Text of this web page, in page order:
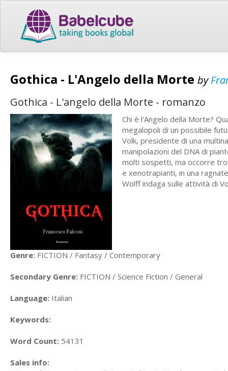
Gothica - L'Angelo della Morte by
Gothica - L'angelo della Morte - romanzo
Chi è l'Angelo della Morte?
megalopoli di un possibile
Volk, presidente di una
manipolazioni del DNA di
molti sospetti, ma occorre
e xenotrapianti, in una
Wolff indaga sulle attività di
Genre: FICTION / Fantasy / Contemporary
Secondary Genre: FICTION / Science Fiction / General
Language: Italian
Keywords:
Word Count: 54131
Sales info: